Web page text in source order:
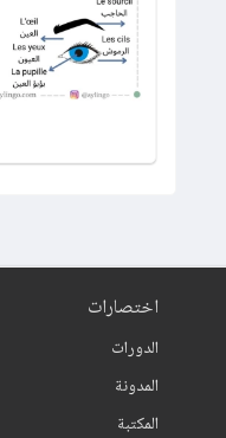
اختصارات
الدورات
المدونة
المكتبة